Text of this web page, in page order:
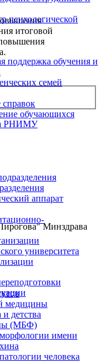
психологической
поддержка обучения и
семей
обучающихся
аппарат
университета
медицины
детства
(МБФ)
имени
человека
итоговой
повышения
РНИМУ
Минздрава